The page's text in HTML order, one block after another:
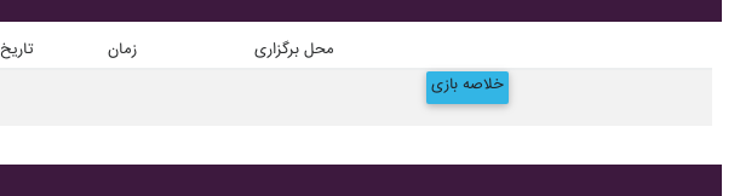
تاریخ زمان محل برگزاری
خلاصه بازی